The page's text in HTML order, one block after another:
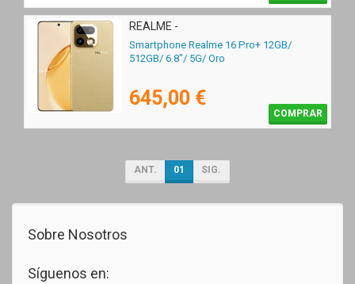
REALME -
Smartphone Realme 16 Pro+ 12GB/
512GB/ 6.8"/ 5G/ Oro
645,00 €
COMPRAR
ANT. 01 SIG.
Sobre Nosotros
Síguenos en: